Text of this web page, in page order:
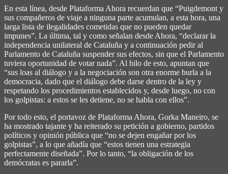
En esta línea, desde Plataforma Ahora recuerdan que “Puigdemont y
sus compañeros de viaje a ninguna parte acumulan, a esta hora, una
larga lista de ilegalidades cometidas que no pueden quedar
impunes”. La última, tal y como señalan desde Ahora, “declarar la
independencia unilateral de Cataluña y a continuación pedir al
Parlamento de Cataluña suspender sus efectos, sin que el Parlamento
tuviera oportunidad de votar nada”. Al hilo de esto, apuntan que
“sus loas al diálogo y a la negociación son otra enorme burla a la
democracia, dado que el diálogo debe darse dentro de la ley y
respetando los procedimientos establecidos y, desde luego, no con
los golpistas: a estos se les detiene, no se habla con ellos”.
Por todo esto, el portavoz de Plataforma Ahora, Gorka Maneiro, se
ha mostrado tajante y ha reiterado su petición a gobierno, partidos
políticos y opinión pública que “no se dejen engañar por los
golpistas”, a lo que añadía que “estos tienen una estrategia
perfectamente diseñada”. Por lo tanto, “la obligación de los
demócratas es pararla”.